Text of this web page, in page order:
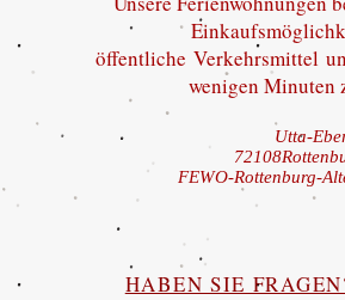
öffentliche Verkehrsmittel
wenigen Minuten
Utta-
FEWO-Rottenburg-
HABEN SIE